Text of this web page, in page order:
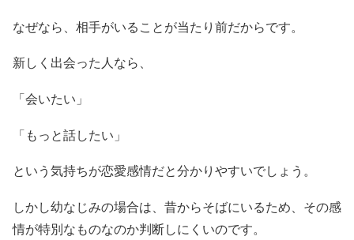
なぜなら、相手がいることが当たり前だからです。
新しく出会った人なら、
「会いたい」
「もっと話したい」
という気持ちが恋愛感情だと分かりやすいでしょう。
しかし幼なじみの場合は、昔からそばにいるため、その感
情が特別なものなのか判断しにくいのです。